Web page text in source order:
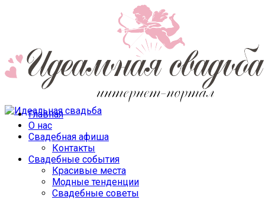
Главная
О нас
Свадебная афиша
Контакты
Свадебные события
Красивые места
Модные тенденции
Свадебные советы